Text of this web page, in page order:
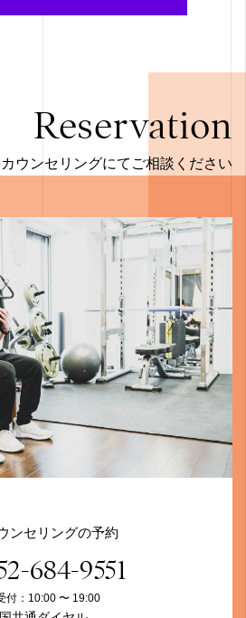
Reservation
ウンセリングにてご相談ください
ンセリングの予約
684-9551
付：10:00 〜 19:00